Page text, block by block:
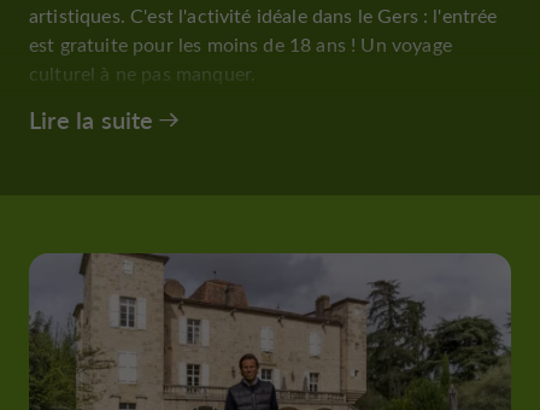
artistiques. C'est l'activité idéale dans le Gers : l'entrée
est gratuite pour les moins de 18 ans ! Un voyage
culturel à ne pas manquer.
Lire la suite